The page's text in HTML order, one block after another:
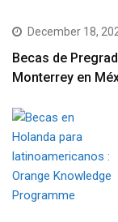
December 18,
Becas de
Monterrey en